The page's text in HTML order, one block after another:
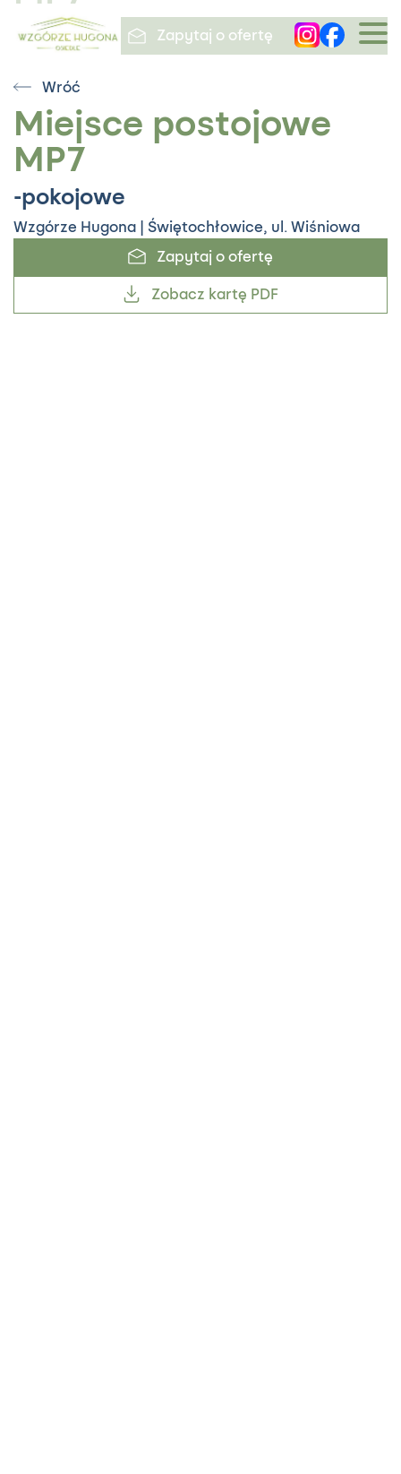
Wróć
Miejsce postojowe
MP7
-pokojowe
Wzgórze Hugona | Świętochłowice, ul. Wiśniowa
Zapytaj o ofertę
Zobacz kartę PDF
Wzgórze Hugona / Miejsce
postojowe MP7
-pokojowe
Zobacz kartę PDF
Zapytaj o ofertę